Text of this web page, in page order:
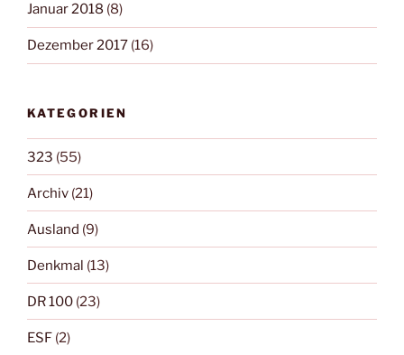
Januar 2018 (8)
Dezember 2017 (16)
KATEGORIEN
323 (55)
Archiv (21)
Ausland (9)
Denkmal (13)
DR 100 (23)
ESF (2)